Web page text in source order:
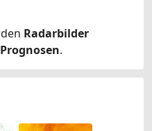
Radarbilder
Prognosen.